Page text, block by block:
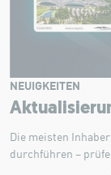
NEUIGKEITEN
Die meisten
durchführen –